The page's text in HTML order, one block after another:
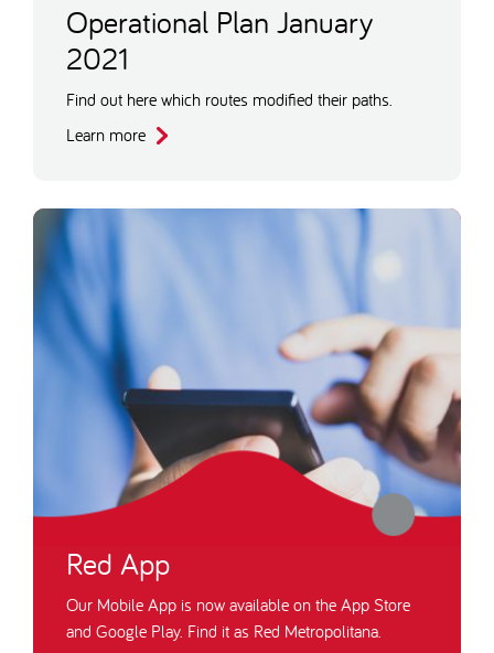
Operational Plan January
2021
Find out here which routes modified their paths.
Learn more
Red App
Our Mobile App is now available on the App Store
and Google Play. Find it as Red Metropolitana.